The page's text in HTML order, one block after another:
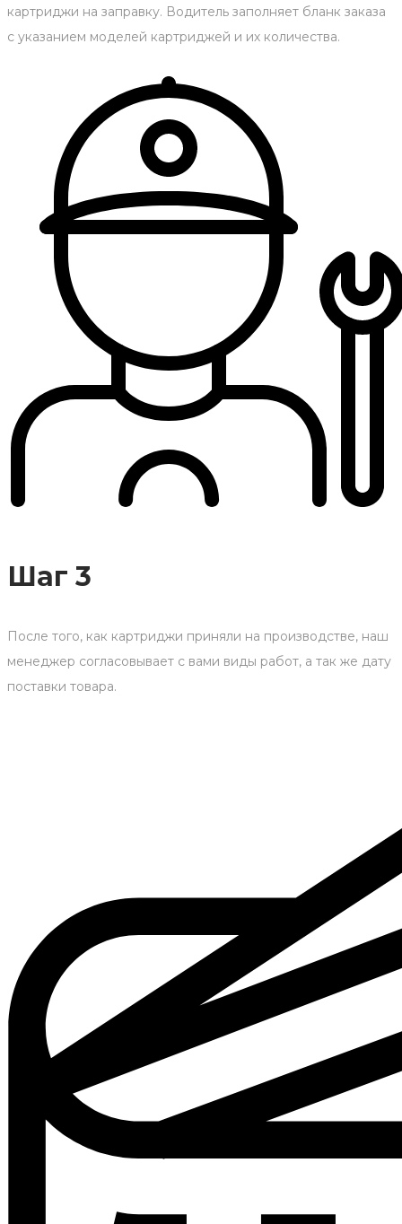
картриджи на заправку. Водитель заполняет бланк заказа
с указанием моделей картриджей и их количества.
Шаг 3
После того, как картриджи приняли на производстве, наш
менеджер согласовывает с вами виды работ, а так же дату
поставки товара.